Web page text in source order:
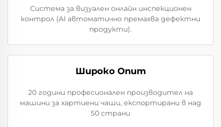
Система за визуален онлайн инспекционен
контрол (AI автоматично премахва дефектни
продукти).
Широко Опит
20 години професионален производител на
машини за хартиени чаши, експортирани в над
50 страни